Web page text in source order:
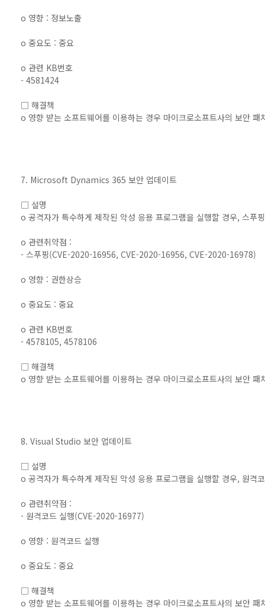
o 영향 : 정보노출
o 중요도 : 중요
o 관련 KB번호
- 4581424
□ 해결책
o 영향 받는 소프트웨어를 이용하는 경우 마이크로소프트사의 보안 패
7. Microsoft Dynamics 365 보안 업데이트
□ 설명
o 공격자가 특수하게 제작된 악성 응용 프로그램을 실행할 경우, 스푸
o 관련취약점 :
- 스푸핑(CVE-2020-16956, CVE-2020-16956, CVE-2020-16978)
o 영향 : 권한상승
o 중요도 : 중요
o 관련 KB번호
- 4578105, 4578106
□ 해결책
o 영향 받는 소프트웨어를 이용하는 경우 마이크로소프트사의 보안 패
8. Visual Studio 보안 업데이트
□ 설명
o 공격자가 특수하게 제작된 악성 응용 프로그램을 실행할 경우, 원격
o 관련취약점 :
- 원격코드 실행(CVE-2020-16977)
o 영향 : 원격코드 실행
o 중요도 : 중요
□ 해결책
o 영향 받는 소프트웨어를 이용하는 경우 마이크로소프트사의 보안 패